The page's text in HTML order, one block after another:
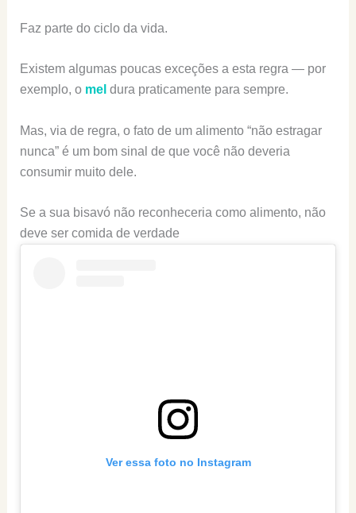
Faz parte do ciclo da vida.
Existem algumas poucas exceções a esta regra — por
exemplo, o mel dura praticamente para sempre.
Mas, via de regra, o fato de um alimento “não estragar
nunca” é um bom sinal de que você não deveria
consumir muito dele.
Se a sua bisavó não reconheceria como alimento, não
deve ser comida de verdade
Ver essa foto no Instagram